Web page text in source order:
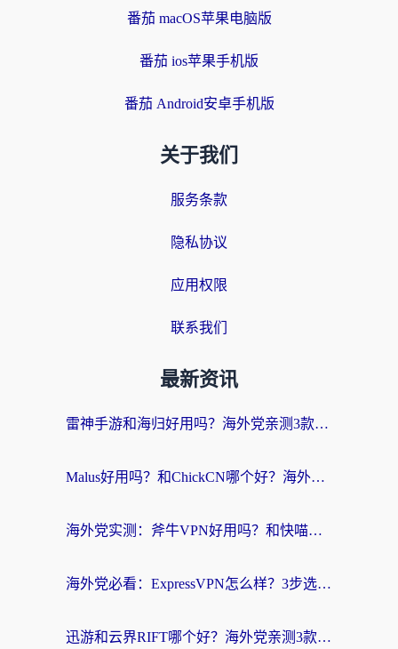
番茄 macOS苹果电脑版
番茄 ios苹果手机版
番茄 Android安卓手机版
关于我们
服务条款
隐私协议
应用权限
联系我们
最新资讯
雷神手游和海归好用吗？海外党亲测3款热门回国加速器+番茄加速器深度体验
Malus好用吗？和ChickCN哪个好？海外党亲测：选对回国加速器，追剧游戏不卡顿
海外党实测：斧牛VPN好用吗？和快喵VPN对比哪个回国效果更好？附3款热门加速器深度分析
海外党必看：ExpressVPN怎么样？3步选对回国加速器，无缝刷国内剧玩手游
迅游和云界RIFT哪个好？海外党亲测3款回国加速器，教你无缝刷国内剧玩游戏